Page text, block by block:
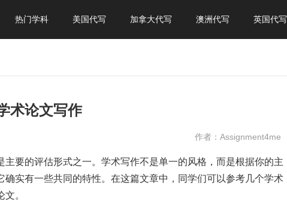
热门学科 美国代写 加拿大代写 澳洲代写 英国代写
术论文写作
作者：Assignment4me
要的评估形式之一。学术写作不是单一的风格，而是根据你的主
实有一些共同的特性。在这篇文章中，同学们可以参考几个学术
。